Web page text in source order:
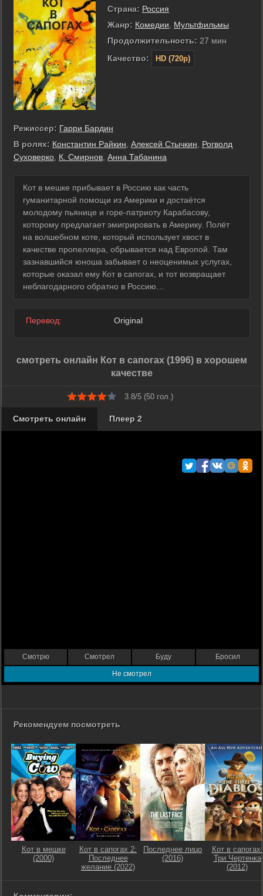
Страна: Россия
Жанр: Комедии
Мультфильмы
Продолжительность: 27 мин
Качество:
HD (720p)
Режиссер: Гарри Бардин
В ролях: Константин Райкин Алексей Стычкин
Рогволд
Суховерко К. Смирнов Анна Табанина
Кот в мешке прибывает в Россию как часть
гуманитарной помощи из Америки и достаётся
молодому пьянице и горе-патриоту Карабасову,
которому предлагает эмигрировать в Америку. Полёт
на волшебном коте, который использует хвост в
качестве пропеллера, обрывается над Европой. Там
зазнавшийся юноша забывает о неоценимых услугах,
которые оказал ему Кот в сапогах, и тот возвращает
неблагодарного обратно в Россию…
Перевод: Original
смотреть онлайн Кот в сапогах (1996) в хорошем
качестве
3.8/5 (50 гол.)
Смотреть онлайн Плеер 2
Смотрю Смотрел Буду Бросил
Не смотрел
Рекомендуем посмотреть
Кот в мешке
(2000)
Кот в сапогах 2:
Последнее
желание (2022)
Последнее лицо
(2016)
Кот в сапогах:
Три Чертенка
(2012)